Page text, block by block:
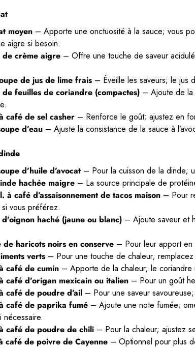
moyen – Apporte une onctuosité à la sauce; vous
aigre si besoin.
crème aigre – Offre une touche de saveur
de jus de lime frais – Éveille les saveurs; le jus
feuilles de coriandre (compactes) – Ajoute de la
café de sel casher – Renforce le goût; ajustez en
d’eau – Ajuste la consistance de la sauce à
d’huile d’avocat – Pour la cuisson de la dinde;
hachée maigre – La source principale de
café d’assaisonnement de tacos maison – Pour
vous préférez.
haché (jaune ou blanc) – Ajoute saveur et
haricots noirs en conserve – Pour leur apport en
verts – Pour une touche de chaleur;
café de cumin – Apporte de la chaleur; le coriandre
café d’origan mexicain ou italien – Pour un goût
café de poudre d’ail – Pour une saveur
café de paprika fumé – Ajoute une note fumée;
nécessaire.
café de poudre de chili – Pour la chaleur; ajustez
café de poivre de Cayenne – Optionnel pour plus